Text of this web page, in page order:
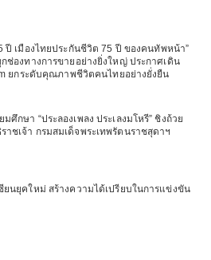
ปี เมืองไทยประกันชีวิต 75 ปี ของคนทัพหน้า”
ช่องทางการขายอย่างยิ่งใหญ่ ประกาศเดิน
ยกระดับคุณภาพชีวิตคนไทยอย่างยั่งยืน
ศึกษา “ประลองเพลง ประเลงมโหรี” ชิงถ้วย
ชเจ้า กรมสมเด็จพระเทพรัตนราชสุดาฯ
ยนยุคใหม่ สร้างความได้เปรียบในการแข่งขัน